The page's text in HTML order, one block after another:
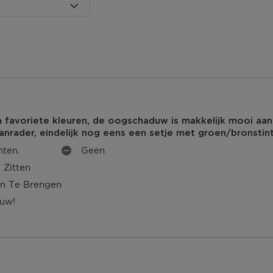
jouw bestelling te
winkel bij jou in de
wel je
favoriete kleuren, de oogschaduw is makkelijk mooi
eindelijk nog eens een setje met groen/
Zitten
Te Brengen
M
E
Geen